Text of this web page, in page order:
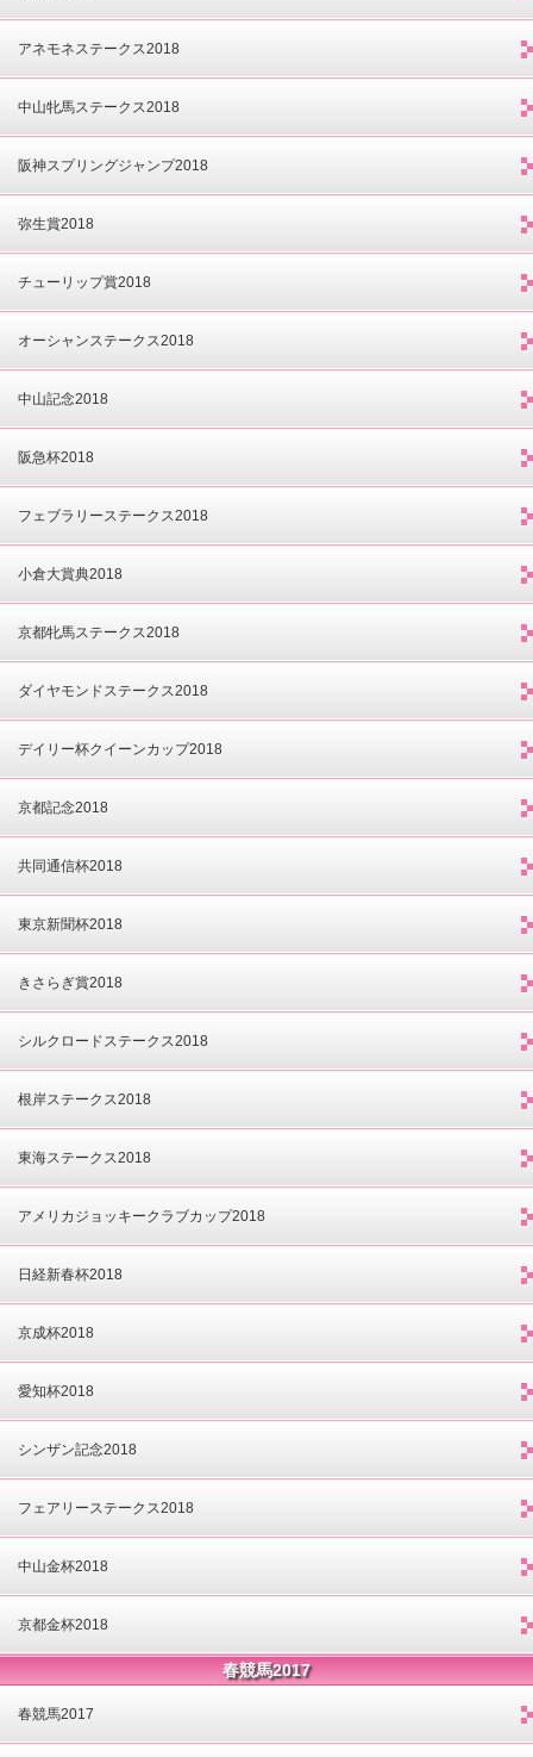
アネモネステークス2018
中山牝馬ステークス2018
阪神スプリングジャンプ2018
弥生賞2018
チューリップ賞2018
オーシャンステークス2018
中山記念2018
阪急杯2018
フェブラリーステークス2018
小倉大賞典2018
京都牝馬ステークス2018
ダイヤモンドステークス2018
デイリー杯クイーンカップ2018
京都記念2018
共同通信杯2018
東京新聞杯2018
きさらぎ賞2018
シルクロードステークス2018
根岸ステークス2018
東海ステークス2018
アメリカジョッキークラブカップ2018
日経新春杯2018
京成杯2018
愛知杯2018
シンザン記念2018
フェアリーステークス2018
中山金杯2018
京都金杯2018
春競馬2017
春競馬2017